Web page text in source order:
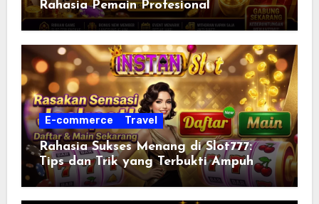
Rahasia Pemain Profesional
E-commerce Travel
Rahasia Sukses Menang di Slot777:
Tips dan Trik yang Terbukti Ampuh